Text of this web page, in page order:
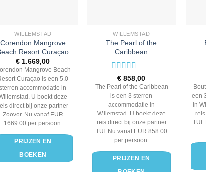
WILLEMSTAD
Corendon Mangrove
Resort Curaçao
€ 1.669,00
Mangrove Beach
Curaçao is een 5.0
sterren accommodatie in
U boekt deze
direct bij onze partner
Zoover. Nu vanaf EUR
1669.00 per persoon.
PRIJZEN EN
BOEKEN
WILLEMSTAD
The Pearl of the
Caribbean
Waardering
3uit 5
€ 858,00
The Pearl of the Caribbean
is een 3 sterren
accommodatie in
Willemstad. U boekt deze
reis direct bij onze partner
TUI. Nu vanaf EUR 858.00
per persoon.
PRIJZEN EN
een
in
reis
TUI.